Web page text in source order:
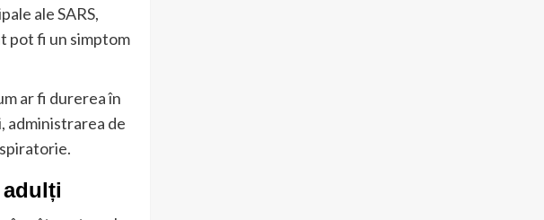
ale SARS,
pot fi un simptom
ar fi durerea în
administrarea de